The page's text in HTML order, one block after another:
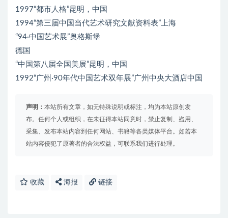
1997“都市人格”昆明，中国
1994“第三届中国当代艺术研究文献资料表”上海
“94·中国艺术展”奥格斯堡
德国
“中国第八届全国美展”昆明，中国
1992“广州·90年代中国艺术双年展”广州中央大酒店中国
声明： 本站所有文章，如无特殊说明或标注，均为本站原创发
布。任何个人或组织，在未征得本站同意时，禁止复制、盗用、
采集、发布本站内容到任何网站、书籍等各类媒体平台。如若本
站内容侵犯了原著者的合法权益，可联系我们进行处理。
收藏 海报 链接